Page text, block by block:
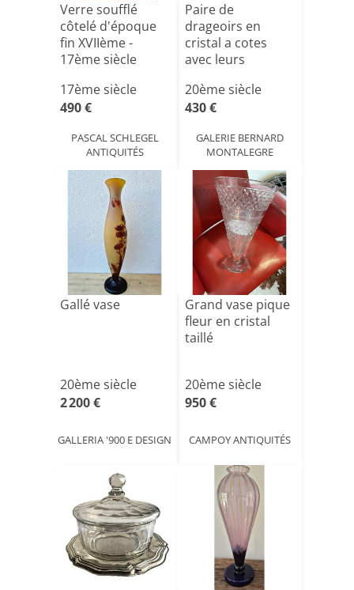
Verre soufflé
côtelé d'époque
fin XVIIème -
17ème siècle
17ème siècle
490 €
PASCAL SCHLEGEL
ANTIQUITÉS
Paire de
drageoirs en
cristal a cotes
avec leurs
Bac[...]
20ème siècle
430 €
GALERIE BERNARD
MONTALEGRE
Gallé vase
20ème siècle
2 200 €
GALLERIA '900 E DESIGN
Grand vase pique
fleur en cristal
taillé
20ème siècle
950 €
CAMPOY ANTIQUITÉS